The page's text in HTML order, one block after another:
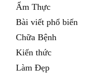
Ẩm Thực
Bài viết phổ biến
Chữa Bệnh
Kiến thức
Làm Đẹp